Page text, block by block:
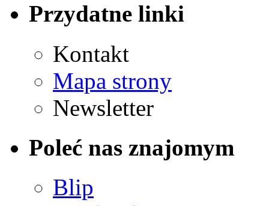
Przydatne linki
Kontakt
Mapa strony
Newsletter
Poleć nas znajomym
Blip